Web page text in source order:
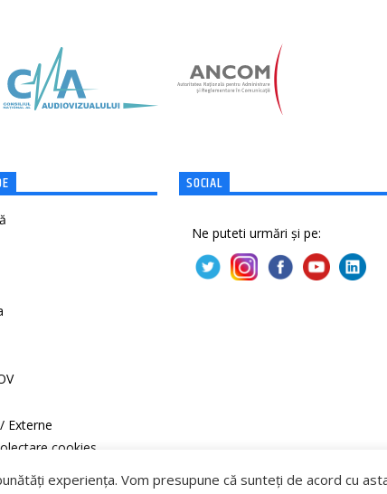
Externe
cookies
SOCIAL
Ne puteti urmări și pe:
experiența. Vom presupune că sunteți de acord cu